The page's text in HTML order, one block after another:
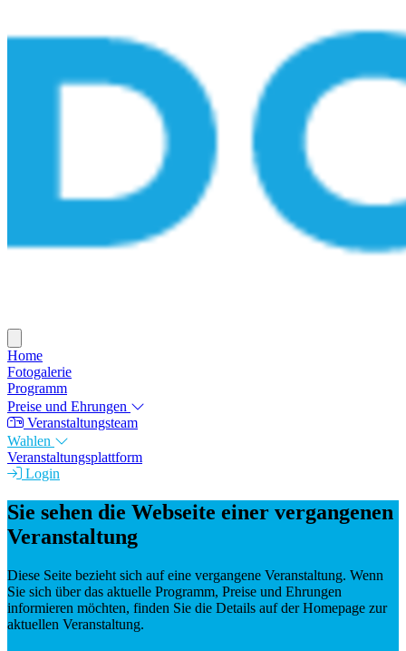
Home
Fotogalerie
Programm
Preise und Ehrungen
Veranstaltungsteam
Wahlen
Veranstaltungsplattform
Login
Sie sehen die Webseite einer vergangenen
Veranstaltung
Diese Seite bezieht sich auf eine vergangene Veranstaltung. Wenn
Sie sich über das aktuelle Programm, Preise und Ehrungen
informieren möchten, finden Sie die Details auf der Homepage zur
aktuellen Veranstaltung.